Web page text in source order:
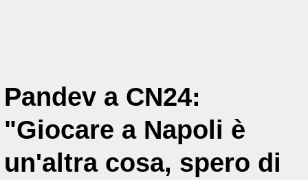
Pandev a CN24:
"Giocare a Napoli è
un'altra cosa, spero di